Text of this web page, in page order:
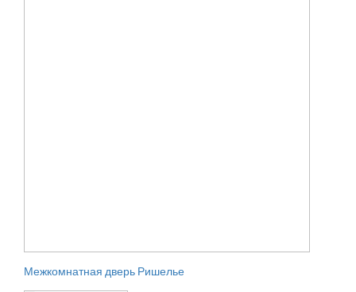
Межкомнатная дверь Ришелье